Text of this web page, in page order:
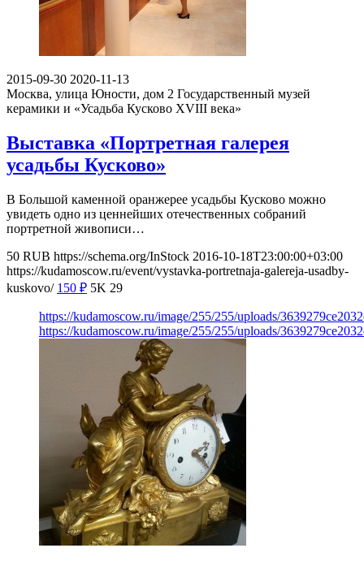
2015-09-30 2020-11-13
Москва, улица Юности, дом 2 Государственный музей
керамики и «Усадьба Кусково XVIII века»
Выставка «Портретная галерея
усадьбы Кусково»
В Большой каменной оранжерее усадьбы Кусково можно
увидеть одно из ценнейших отечественных собраний
портретной живописи…
50 RUB https://schema.org/InStock 2016-10-18T23:00:00+03:00
https://kudamoscow.ru/event/vystavka-portretnaja-galereja-usadby-
kuskovo/ 150 ₽ 5K 29
https://kudamoscow.ru/image/255/255/uploads/
https://kudamoscow.ru/image/255/255/uploads/